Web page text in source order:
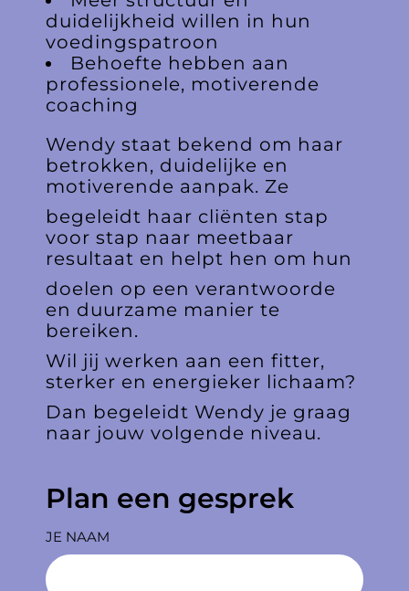
duidelijkheid willen in hun
voedingspatroon
Behoefte hebben aan
professionele, motiverende
coaching
Wendy staat bekend om haar
betrokken, duidelijke en
motiverende aanpak. Ze
begeleidt haar cliënten stap
voor stap naar meetbaar
resultaat en helpt hen om hun
doelen op een verantwoorde
en duurzame manier te
bereiken.
Wil jij werken aan een fitter,
sterker en energieker lichaam?
Dan begeleidt Wendy je graag
naar jouw volgende niveau.
Plan een gesprek
JE NAAM